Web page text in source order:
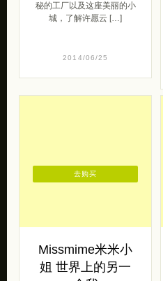
Missmime米米小
上的另一个我。这是一个关
于女生和女生的故事，是一
段女生和女生之前的羁绊。
去购买